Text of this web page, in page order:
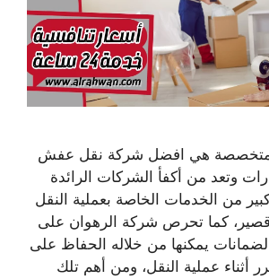
هي افضل شركة نقل عفش
وتعد من أكفأ الشركات الرائدة
من الخدمات الخاصة بعملية النقل
قصير، كما تحرص شركة الرهوان على
يمكنها من خلاله الحفاظ على
عملية النقل، ومن أهم تلك